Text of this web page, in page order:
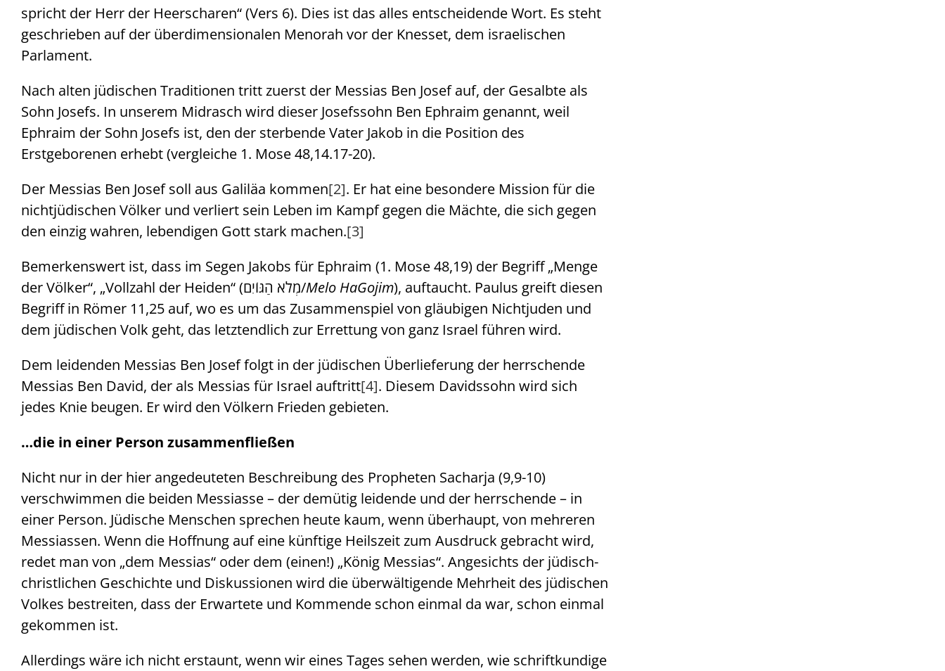
spricht der Herr der Heerscharen“ (Vers 6). Dies ist das alles entscheidende Wort. Es steht
geschrieben auf der überdimensionalen Menorah vor der Knesset, dem israelischen
Parlament.
Nach alten jüdischen Traditionen tritt zuerst der Messias Ben Josef auf, der Gesalbte als
Sohn Josefs. In unserem Midrasch wird dieser Josefssohn Ben Ephraim genannt, weil
Ephraim der Sohn Josefs ist, den der sterbende Vater Jakob in die Position des
Erstgeborenen erhebt (vergleiche 1. Mose 48,14.17-20).
Der Messias Ben Josef soll aus Galiläa kommen[2]. Er hat eine besondere Mission für die
nichtjüdischen Völker und verliert sein Leben im Kampf gegen die Mächte, die sich gegen
den einzig wahren, lebendigen Gott stark machen.[3]
Bemerkenswert ist, dass im Segen Jakobs für Ephraim (1. Mose 48,19) der Begriff „Menge
der Völker“, „Vollzahl der Heiden“ (מְלֹא הַגּוֹיִם/Melo HaGojim), auftaucht. Paulus greift diesen
Begriff in Römer 11,25 auf, wo es um das Zusammenspiel von gläubigen Nichtjuden und
dem jüdischen Volk geht, das letztendlich zur Errettung von ganz Israel führen wird.
Dem leidenden Messias Ben Josef folgt in der jüdischen Überlieferung der herrschende
Messias Ben David, der als Messias für Israel auftritt[4]. Diesem Davidssohn wird sich
jedes Knie beugen. Er wird den Völkern Frieden gebieten.
…die in einer Person zusammenfließen
Nicht nur in der hier angedeuteten Beschreibung des Propheten Sacharja (9,9-10)
verschwimmen die beiden Messiasse – der demütig leidende und der herrschende – in
einer Person. Jüdische Menschen sprechen heute kaum, wenn überhaupt, von mehreren
Messiassen. Wenn die Hoffnung auf eine künftige Heilszeit zum Ausdruck gebracht wird,
redet man von „dem Messias“ oder dem (einen!) „König Messias“. Angesichts der jüdisch-
christlichen Geschichte und Diskussionen wird die überwältigende Mehrheit des jüdischen
Volkes bestreiten, dass der Erwartete und Kommende schon einmal da war, schon einmal
gekommen ist.
Allerdings wäre ich nicht erstaunt, wenn wir eines Tages sehen werden, wie schriftkundige